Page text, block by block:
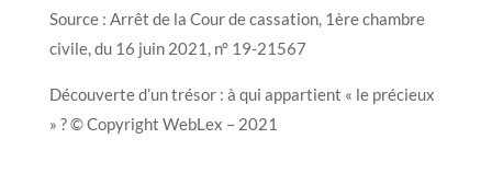
Source : Arrêt de la Cour de cassation, 1ère chambre
civile, du 16 juin 2021, n° 19-21567
Découverte d’un trésor : à qui appartient « le précieux
» ? © Copyright WebLex – 2021